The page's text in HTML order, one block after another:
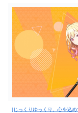
[じっくりゆっくり、心を込